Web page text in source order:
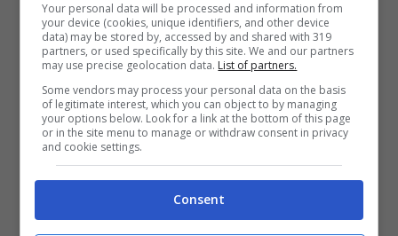
Your personal data will be processed and information from
your device (cookies, unique identifiers, and other device
data) may be stored by, accessed by and shared with 319
partners, or used specifically by this site. We and our partners
may use precise geolocation data. List of partners.
Some vendors may process your personal data on the basis
of legitimate interest, which you can object to by managing
your options below. Look for a link at the bottom of this page
or in the site menu to manage or withdraw consent in privacy
and cookie settings.
Consent